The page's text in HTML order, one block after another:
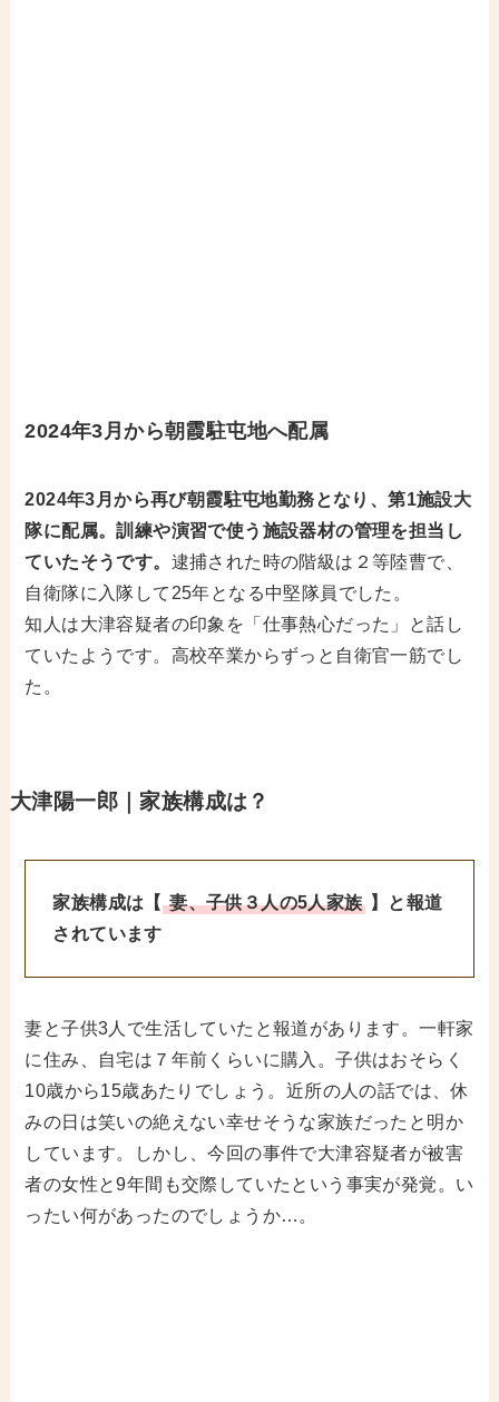
2024年3月から朝霞駐屯地へ配属
2024年3月から再び朝霞駐屯地勤務となり、第1施設大
隊に配属。訓練や演習で使う施設器材の管理を担当し
ていたそうです。 逮捕された時の階級は２等陸曹で、
自衛隊に入隊して25年となる中堅隊員でした。
知人は大津容疑者の印象を「仕事熱心だった」と話し
ていたようです。高校卒業からずっと自衛官一筋でし
た。
大津陽一郎｜家族構成は？
家族構成は【 妻、子供３人の5人家族】と報道
されています
妻と子供3人で生活していたと報道があります。一軒家
に住み、自宅は７年前くらいに購入。子供はおそらく
10歳から15歳あたりでしょう。近所の人の話では、休
みの日は笑いの絶えない幸せそうな家族だったと明か
しています。しかし、今回の事件で大津容疑者が被害
者の女性と9年間も交際していたという事実が発覚。い
ったい何があったのでしょうか…。